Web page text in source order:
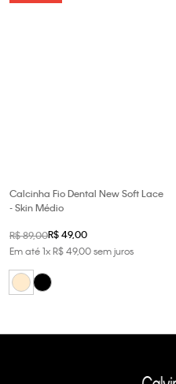
Calcinha Fio Dental New Soft Lace
- Skin Médio
R$89,00R$49,00
Em até1xR$49,00sem juros